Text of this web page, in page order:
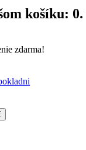
košíku: 0.
zdarma!